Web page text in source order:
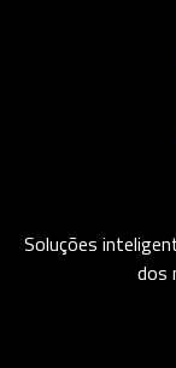
Soluções
dos